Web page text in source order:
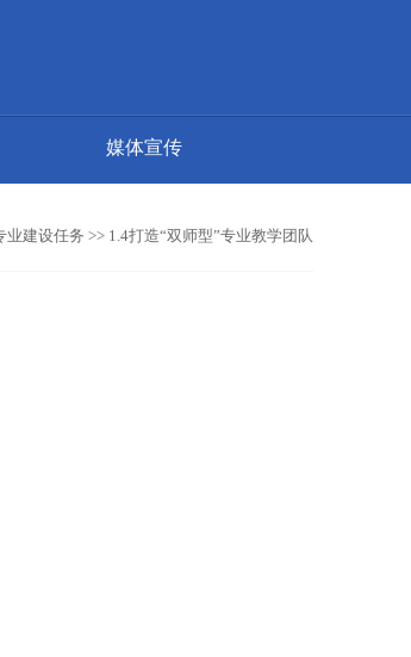
媒体宣传
建设任务 >> 1.4打造“双师型”专业教学团队